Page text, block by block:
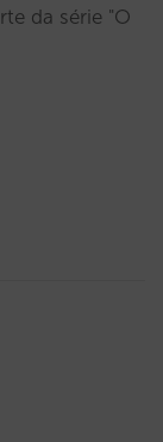
da série "O